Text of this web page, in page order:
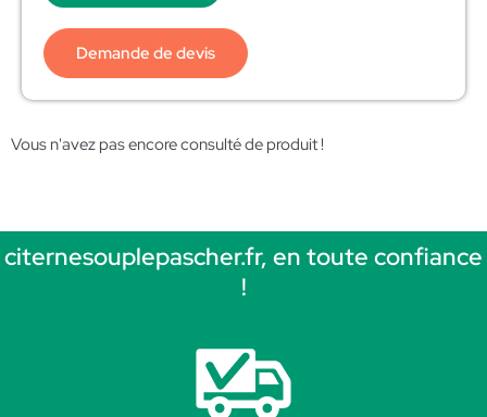
Demande de devis
Vous n'avez pas encore consulté de produit !
citernesouplepascher.fr, en toute confiance
!